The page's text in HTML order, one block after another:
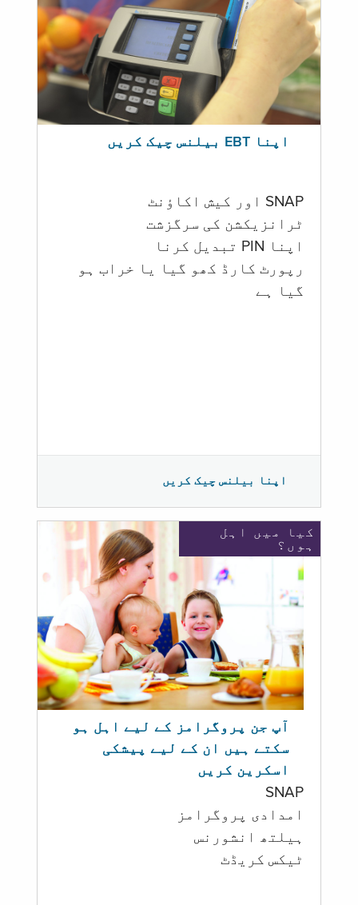
اپنا EBT بیلنس چیک کریں
SNAP اور کیش اکاؤنٹ
ٹرانزیکشن کی سرگزشت
اپنا PIN تبدیل کرنا
رپورٹ کارڈ کھو گیا یا خراب ہو
گيا ہے
اپنا بیلنس چیک کریں
کیا میں اہل
ہوں؟
آپ جن پروگرامز کے لیے اہل ہو
سکتے ہیں ان کے لیے پیشکی
اسکرین کریں
SNAP
امدادی پروگرامز
‏ہیلتھ انشورنس
ٹیکس کریڈٹ